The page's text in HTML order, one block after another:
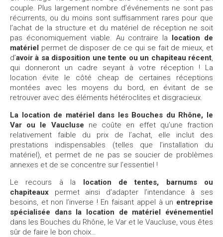
couple. Plus largement nombre d’événements ne sont pas
récurrents, ou du moins sont suffisamment rares pour que
l’achat de la structure et du matériel de réception ne soit
pas économiquement viable. Au contraire la location de
matériel permet de disposer de ce qui se fait de mieux, et
d’avoir à sa disposition une tente ou un chapiteau récent,
qui donneront un cadre seyant à votre réception ! La
location évite le côté cheap de certaines réceptions
montées avec les moyens du bord, en évitant de se
retrouver avec des éléments hétéroclites et disgracieux.
La location de matériel dans les Bouches du Rhône, le
Var ou le Vaucluse ne coûte en effet qu’une fraction
relativement faible du prix de l’achat, elle inclut des
prestations indispensables (telles que l’installation du
matériel), et permet de ne pas se soucier de problèmes
annexes et de se concentre sur l’essentiel !
Le recours à la location de tentes, barnums ou
chapiteaux permet ainsi d’adapter l’intendance à ses
besoins, et non l’inverse ! En faisant appel à un entreprise
spécialisée dans la location de matériel événementiel
dans les Bouches du Rhône, le Var et le Vaucluse, vous êtes
sûr de faire le bon choix…